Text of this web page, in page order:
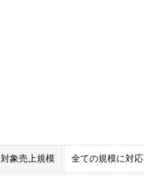
対象売上規模 全ての規模に対応